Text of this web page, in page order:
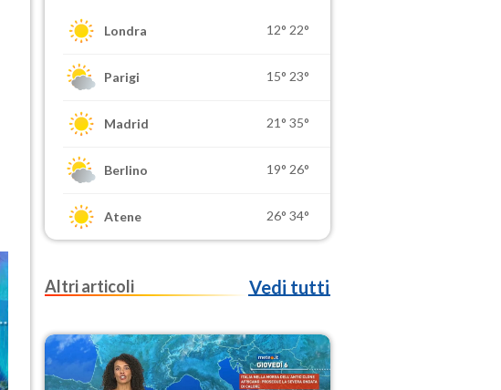
Londra 12° 22°
Parigi 15° 23°
Madrid 21° 35°
Berlino 19° 26°
Atene 26° 34°
Altri articoli Vedi tutti